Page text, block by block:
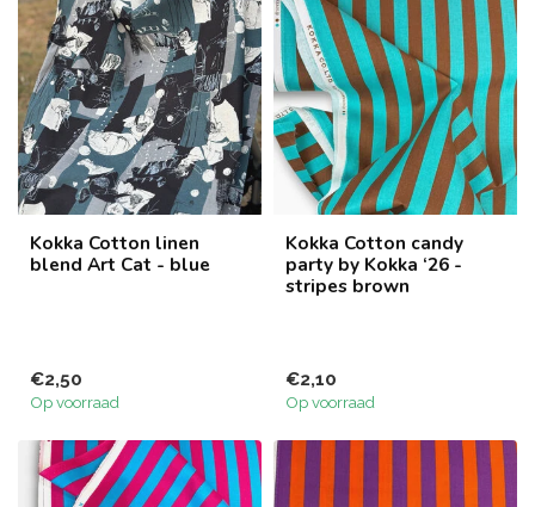
Kokka Cotton linen
blend Art Cat - blue
€2,50
Op voorraad
Kokka Cotton candy
party by Kokka ‘26 -
stripes brown
€2,10
Op voorraad